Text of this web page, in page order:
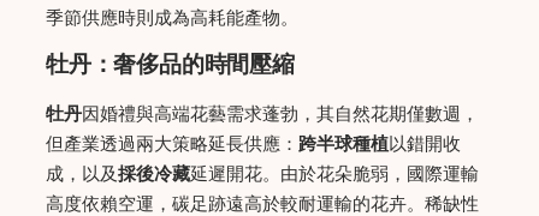
季節供應時則成為高耗能產物。
牡丹：奢侈品的時間壓縮
牡丹因婚禮與高端花藝需求蓬勃，其自然花期僅數週，
但產業透過兩大策略延長供應： 跨半球種植以錯開收
成，以及採後冷藏延遲開花。由於花朵脆弱，國際運輸
高度依賴空運，碳足跡遠高於較耐運輸的花卉。稀缺性